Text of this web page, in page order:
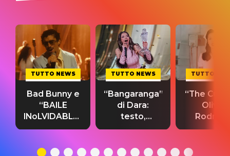
TUTTO NEWS
Bad Bunny e
“BAILE
INoLVIDABLE”:
testo,
significato
TUTTO NEWS
“Bangaranga”
di Dara:
testo,
traduzione e
del singolo
TUTTO
“The
Olivia
testo,